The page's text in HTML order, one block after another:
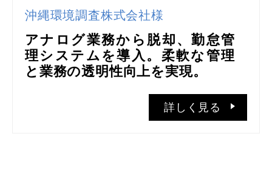
沖縄環境調査株式会社様
アナログ業務から脱却、勤怠管
理システムを導入。柔軟な管理
と業務の透明性向上を実現。
詳しく見る